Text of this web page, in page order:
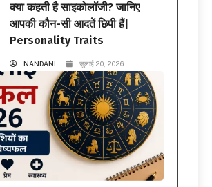
क्या कहती है साइकोलॉजी? जानिए
आपकी कौन-सी आदतें छिपी हैं|
Personality Traits
NANDANI जुलाई 20, 2026